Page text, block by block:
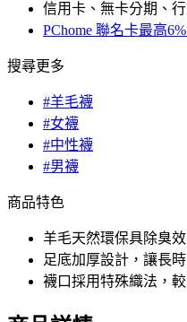
信用卡、無卡分期、
PChome 聯名卡最高
搜尋更多
#羊毛襪
#女襪
#中性襪
#男襪
商品特色
羊毛天然環保具除臭
足底加厚設計，讓長
襪口採用特殊織法，